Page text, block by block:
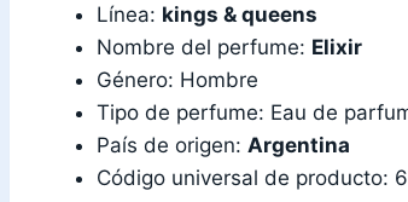
Línea: kings & queens
Nombre del perfume: Elixir
Género: Hombre
Tipo de perfume: Eau de
País de origen: Argentina
Código universal de producto: